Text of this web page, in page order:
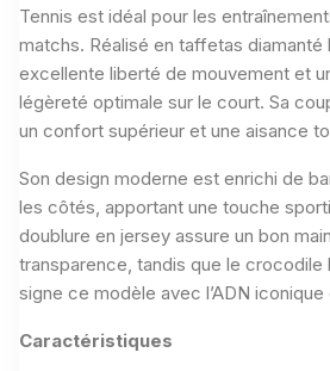
Tennis est idéal pour les
matchs. Réalisé en taffetas diamanté
excellente liberté de mouvement et
légèreté optimale sur le court. Sa
un confort supérieur et une aisance
Son design moderne est enrichi de
les côtés, apportant une touche
doublure en jersey assure un bon
transparence, tandis que le crocodile
signe ce modèle avec l’ADN iconique
Caractéristiques